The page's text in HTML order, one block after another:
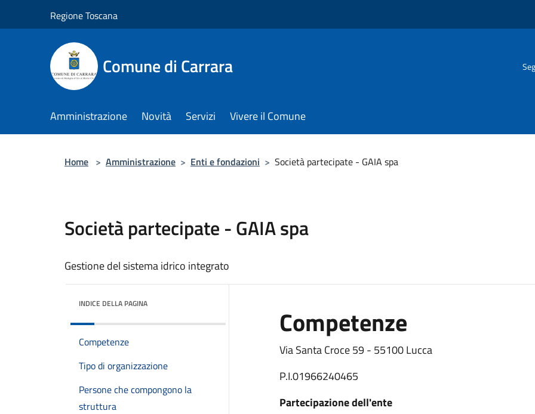
Regione Toscana
Comune di Carrara
Amministrazione Novità Servizi Vivere il Comune
Home > Amministrazione > Enti e fondazioni > Società partecipate - GAIA spa
Società partecipate - GAIA spa
Gestione del sistema idrico integrato
INDICE DELLA PAGINA
Competenze
Tipo di organizzazione
Persone che compongono la
struttura
Competenze
Via Santa Croce 59 - 55100 Lucca
P.I.01966240465
Partecipazione dell'ente